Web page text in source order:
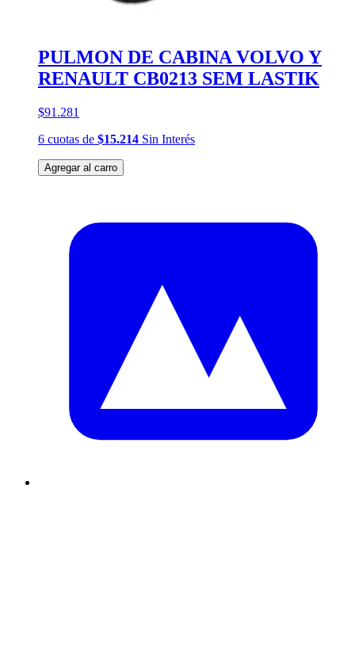
PULMON DE CABINA VOLVO Y
RENAULT CB0213 SEM LASTIK
$91.281
6 cuotas de $15.214 Sin Interés
Agregar al carro